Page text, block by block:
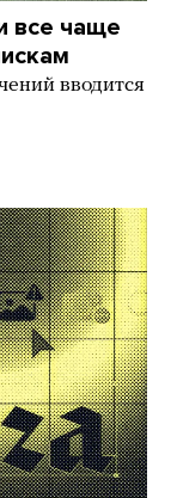
все чаще
вводится